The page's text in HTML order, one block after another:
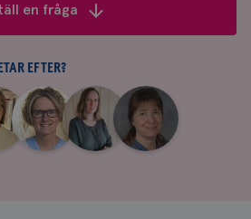
en fråga
EFTER?
|
Jeanette
Bäcklund
|
Maria
Edegran
|
Yvette
Andersson